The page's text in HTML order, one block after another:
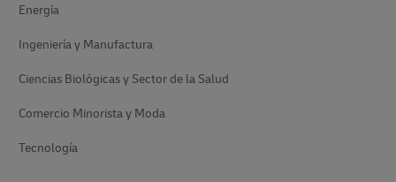
Energía
Ingeniería y Manufactura
Ciencias Biológicas y Sector de la Salud
Comercio Minorista y Moda
Tecnología